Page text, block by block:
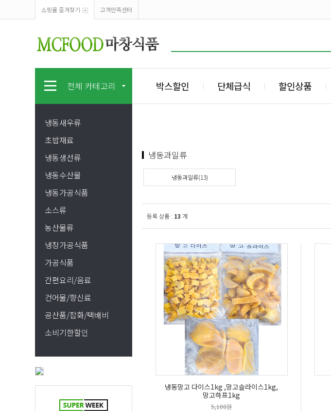
쇼핑몰 즐겨찾기 고객만족센터
전체 카테고리 박스할인 단체급식 할인상품
냉동새우류
초밥재료
냉동생선류
냉동수산물
냉동가공식품
소스류
농산물류
냉장가공식품
가공식품
간편요리/음료
건어물/향신료
공산품/잡화/택배비
소비기한할인
냉동과일류
냉동과일류(13)
등록 상품 : 13 개
냉동망고 다이스1kg ,망고슬라이스1kg,
망고하프1kg
5,100원